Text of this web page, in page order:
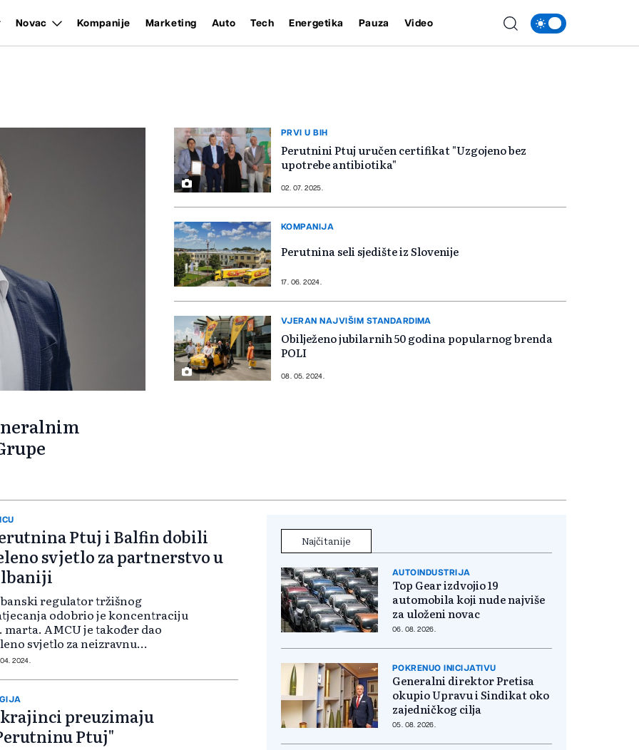
Novac Kompanije Marketing Auto Tech Energetika Pauza Video
PRVI U BIH
Perutnini Ptuj uručen certifikat "Uzgojeno bez
upotrebe antibiotika"
02. 07. 2025.
KOMPANIJA
Perutnina seli sjedište iz Slovenije
17. 06. 2024.
VJERAN NAJVIŠIM STANDARDIMA
Obilježeno jubilarnih 50 godina popularnog brenda
POLI
08. 05. 2024.
Ptuj i Balfin dobili
svjetlo za partnerstvo u
regulator tržišnog
odobrio je koncentraciju
marta. AMCU je također dao
svjetlo za neizravnu
putem novog zajedničkog
firme: Driza sh.p.k., Fresh
Al...
2024.
preuzimaju
Ptuj"
Najčitanije
AUTOINDUSTRIJA
Top Gear izdvojio 19
automobila koji nude najviše
za uloženi novac
06. 08. 2026.
POKRENUO INICIJATIVU
Generalni direktor Pretisa
okupio Upravu i Sindikat oko
zajedničkog cilja
05. 08. 2026.